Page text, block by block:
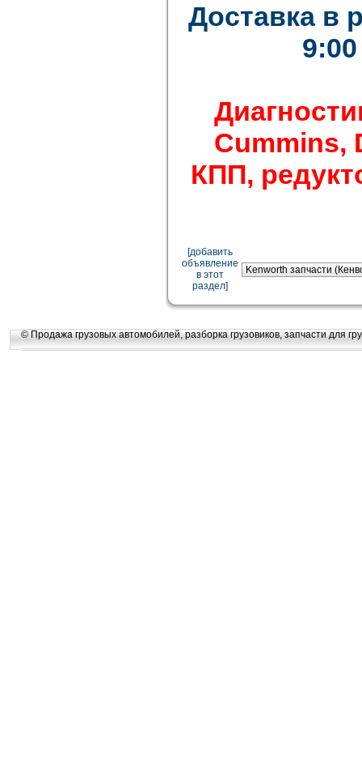
Доставка в
Cummins,
КПП,
[добавить
объявление
в этот
раздел]
© Продажа грузовых автомобилей, разборка грузовиков, запчасти для